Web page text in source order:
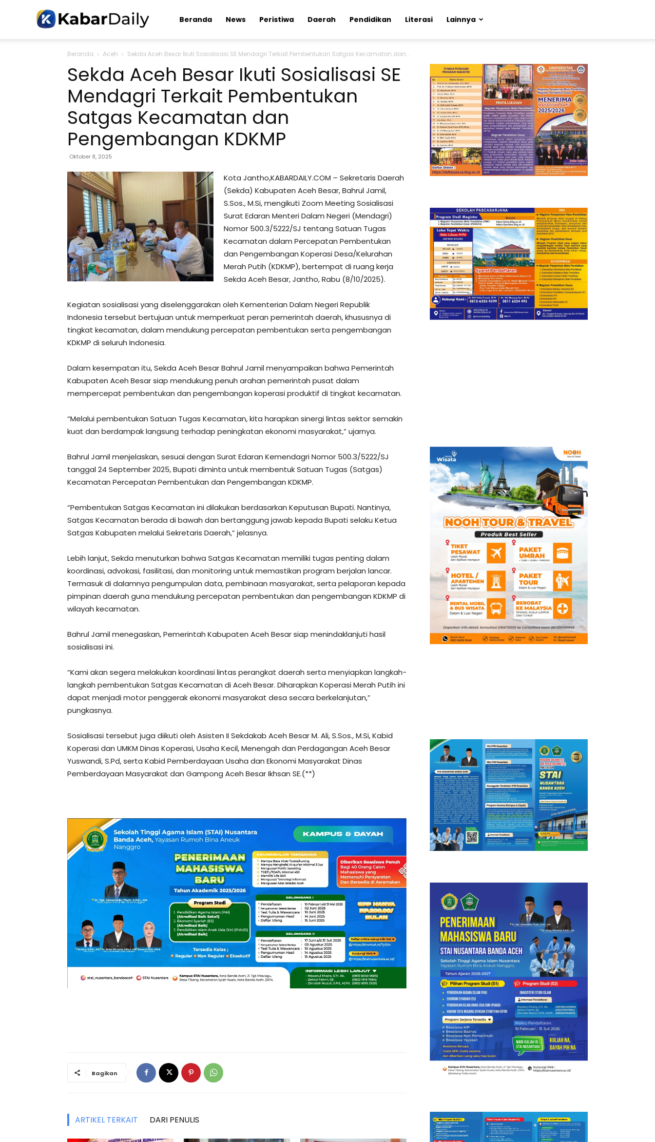
Kabardaily.com
Beranda News Peristiwa Daerah Pendidikan Literasi Lainnya
Beranda Aceh Sekda Aceh Besar Ikuti Sosialisasi SE Mendagri Terkait Pembentukan Satgas Kecamatan dan...
Sekda Aceh Besar Ikuti Sosialisasi SE
Mendagri Terkait Pembentukan
Satgas Kecamatan dan
Pengembangan KDKMP
Oktober 8, 2025
Kota Jantho,KABARDAILY.COM – Sekretaris Daerah
(Sekda) Kabupaten Aceh Besar, Bahrul Jamil,
S.Sos., M.Si, mengikuti Zoom Meeting Sosialisasi
Surat Edaran Menteri Dalam Negeri (Mendagri)
Nomor 500.3/5222/SJ tentang Satuan Tugas
Kecamatan dalam Percepatan Pembentukan
dan Pengembangan Koperasi Desa/Kelurahan
Merah Putih (KDKMP), bertempat di ruang kerja
Sekda Aceh Besar, Jantho, Rabu (8/10/2025).
Kegiatan sosialisasi yang diselenggarakan oleh Kementerian Dalam Negeri Republik
Indonesia tersebut bertujuan untuk memperkuat peran pemerintah daerah, khususnya di
tingkat kecamatan, dalam mendukung percepatan pembentukan serta pengembangan
KDKMP di seluruh Indonesia.
Dalam kesempatan itu, Sekda Aceh Besar Bahrul Jamil menyampaikan bahwa Pemerintah
Kabupaten Aceh Besar siap mendukung penuh arahan pemerintah pusat dalam
mempercepat pembentukan dan pengembangan koperasi produktif di tingkat kecamatan.
“Melalui pembentukan Satuan Tugas Kecamatan, kita harapkan sinergi lintas sektor semakin
kuat dan berdampak langsung terhadap peningkatan ekonomi masyarakat,” ujarnya.
Bahrul Jamil menjelaskan, sesuai dengan Surat Edaran Kemendagri Nomor 500.3/5222/SJ
tanggal 24 September 2025, Bupati diminta untuk membentuk Satuan Tugas (Satgas)
Kecamatan Percepatan Pembentukan dan Pengembangan KDKMP.
“Pembentukan Satgas Kecamatan ini dilakukan berdasarkan Keputusan Bupati. Nantinya,
Satgas Kecamatan berada di bawah dan bertanggung jawab kepada Bupati selaku Ketua
Satgas Kabupaten melalui Sekretaris Daerah,” jelasnya.
Lebih lanjut, Sekda menuturkan bahwa Satgas Kecamatan memiliki tugas penting dalam
koordinasi, advokasi, fasilitasi, dan monitoring untuk memastikan program berjalan lancar.
Termasuk di dalamnya pengumpulan data, pembinaan masyarakat, serta pelaporan kepada
pimpinan daerah guna mendukung percepatan pembentukan dan pengembangan KDKMP di
wilayah kecamatan.
Bahrul Jamil menegaskan, Pemerintah Kabupaten Aceh Besar siap menindaklanjuti hasil
sosialisasi ini.
“Kami akan segera melakukan koordinasi lintas perangkat daerah serta menyiapkan langkah-
langkah pembentukan Satgas Kecamatan di Aceh Besar. Diharapkan Koperasi Merah Putih ini
dapat menjadi motor penggerak ekonomi masyarakat desa secara berkelanjutan,”
pungkasnya.
Sosialisasi tersebut juga diikuti oleh Asisten II Sekdakab Aceh Besar M. Ali, S.Sos., M.Si, Kabid
Koperasi dan UMKM Dinas Koperasi, Usaha Kecil, Menengah dan Perdagangan Aceh Besar
Yuswandi, S.Pd, serta Kabid Pemberdayaan Usaha dan Ekonomi Masyarakat Dinas
Pemberdayaan Masyarakat dan Gampong Aceh Besar Ikhsan SE.(**)
Bagikan
ARTIKEL TERKAIT DARI PENULIS